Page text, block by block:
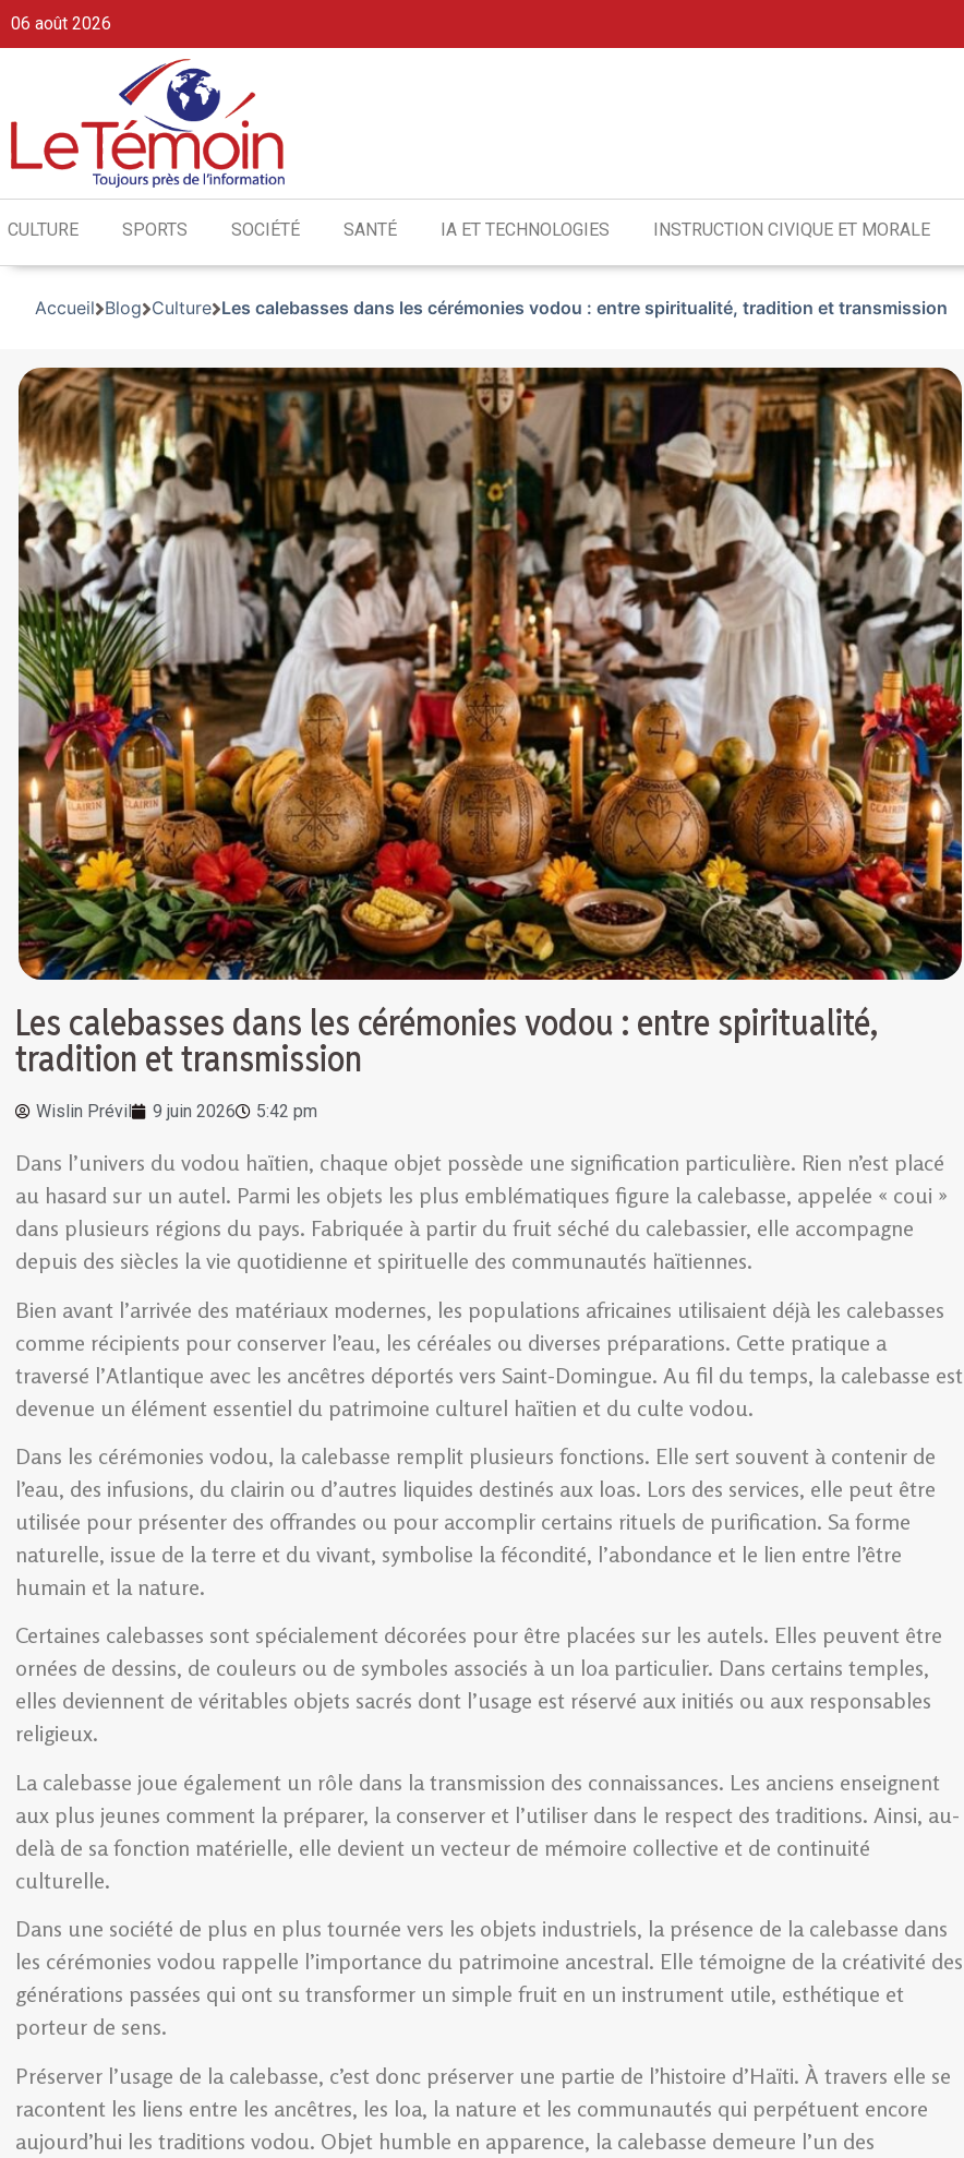
06 août 2026
CULTURE SPORTS SOCIÉTÉ SANTÉ IA ET TECHNOLOGIES INSTRUCTION CIVIQUE ET MORALE
Accueil Blog Culture Les calebasses dans les cérémonies vodou : entre spiritualité, tradition et transmission
Les calebasses dans les cérémonies vodou : entre spiritualité,
tradition et transmission
Wislin Prévil 9 juin 2026 5:42 pm
Dans l’univers du vodou haïtien, chaque objet possède une signification particulière. Rien n’est placé
au hasard sur un autel. Parmi les objets les plus emblématiques figure la calebasse, appelée « coui »
dans plusieurs régions du pays. Fabriquée à partir du fruit séché du calebassier, elle accompagne
depuis des siècles la vie quotidienne et spirituelle des communautés haïtiennes.
Bien avant l’arrivée des matériaux modernes, les populations africaines utilisaient déjà les calebasses
comme récipients pour conserver l’eau, les céréales ou diverses préparations. Cette pratique a
traversé l’Atlantique avec les ancêtres déportés vers Saint-Domingue. Au fil du temps, la calebasse est
devenue un élément essentiel du patrimoine culturel haïtien et du culte vodou.
Dans les cérémonies vodou, la calebasse remplit plusieurs fonctions. Elle sert souvent à contenir de
l’eau, des infusions, du clairin ou d’autres liquides destinés aux loas. Lors des services, elle peut être
utilisée pour présenter des offrandes ou pour accomplir certains rituels de purification. Sa forme
naturelle, issue de la terre et du vivant, symbolise la fécondité, l’abondance et le lien entre l’être
humain et la nature.
Certaines calebasses sont spécialement décorées pour être placées sur les autels. Elles peuvent être
ornées de dessins, de couleurs ou de symboles associés à un loa particulier. Dans certains temples,
elles deviennent de véritables objets sacrés dont l’usage est réservé aux initiés ou aux responsables
religieux.
La calebasse joue également un rôle dans la transmission des connaissances. Les anciens enseignent
aux plus jeunes comment la préparer, la conserver et l’utiliser dans le respect des traditions. Ainsi, au-
delà de sa fonction matérielle, elle devient un vecteur de mémoire collective et de continuité
culturelle.
Dans une société de plus en plus tournée vers les objets industriels, la présence de la calebasse dans
les cérémonies vodou rappelle l’importance du patrimoine ancestral. Elle témoigne de la créativité des
générations passées qui ont su transformer un simple fruit en un instrument utile, esthétique et
porteur de sens.
Préserver l’usage de la calebasse, c’est donc préserver une partie de l’histoire d’Haïti. À travers elle se
racontent les liens entre les ancêtres, les loa, la nature et les communautés qui perpétuent encore
aujourd’hui les traditions vodou. Objet humble en apparence, la calebasse demeure l’un des